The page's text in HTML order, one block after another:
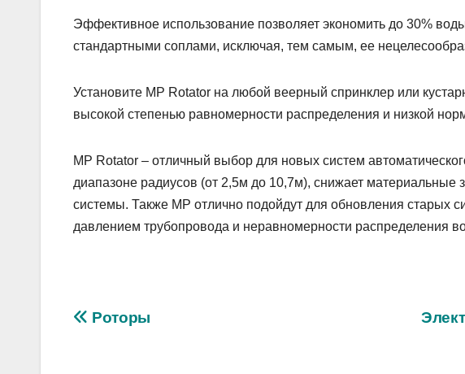
Эффективное использование позволяет экономить до 30%
стандартными соплами, исключая, тем самым, ее
Установите MP Rotator на любой веерный спринклер или
высокой степенью равномерности распределения и низкой
MP Rotator – отличный выбор для новых систем
диапазоне радиусов (от 2,5м до 10,7м), снижает
системы. Также MP отлично подойдут для обновления старых
давлением трубопровода и неравномерности распределения
Навигация
Роторы